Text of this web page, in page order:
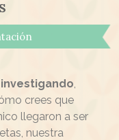
investigando,
crees que
llegaron a ser
nuestra